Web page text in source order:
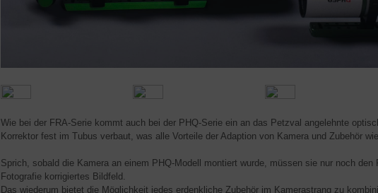
Wie bei der FRA-Serie kommt auch bei der PHQ-Serie ein an das Petzval angelehnte
Korrektor fest im Tubus verbaut, was alle Vorteile der Adaption von Kamera und Zubehör
Sprich, sobald die Kamera an einem PHQ-Modell montiert wurde, müssen sie nur noch
Fotografie korrigiertes Bildfeld.
Das wiederum bietet die Möglichkeit jedes erdenkliche Zubehör im Kamerastrang zu